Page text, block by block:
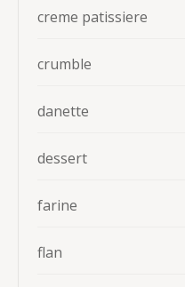
creme patissiere
crumble
danette
dessert
farine
flan